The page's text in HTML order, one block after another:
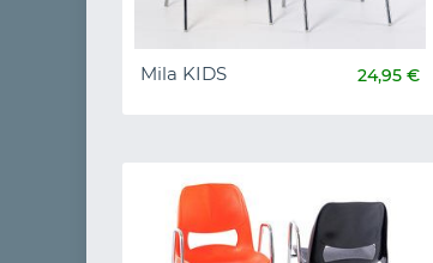
Mila KIDS 24,95 €